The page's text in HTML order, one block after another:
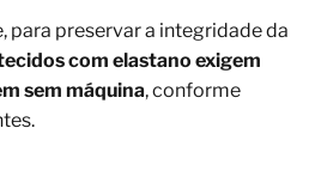
para preservar a integridade da
com elastano exigem
sem máquina, conforme